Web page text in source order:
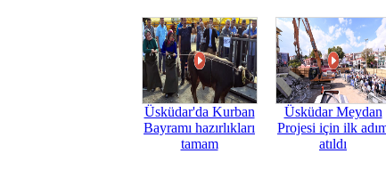
Üsküdar'da Kurban
Bayramı hazırlıkları
tamam
Üsküdar Meydan
Projesi için ilk
atıldı